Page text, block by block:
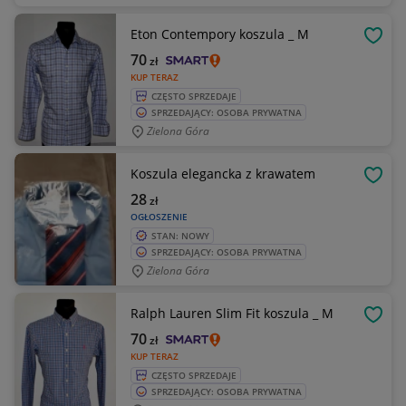
Eton Contempory koszula _ M
KUP TERAZ
70zł
CZĘSTO SPRZEDAJE
SPRZEDAJĄCY: OSOBA PRYWATNA
Zielona Góra
Koszula elegancka z krawatem
OGŁOSZENIE
28zł
STAN: NOWY
SPRZEDAJĄCY: OSOBA PRYWATNA
Zielona Góra
Ralph Lauren Slim Fit koszula _ M
KUP TERAZ
70zł
CZĘSTO SPRZEDAJE
SPRZEDAJĄCY: OSOBA PRYWATNA